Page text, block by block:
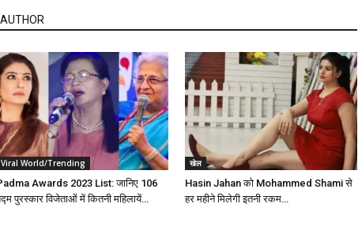
Viral World/Trending
Awards 2023 List: जानिए 106
पुरस्कार विजेताओं में कितनी महिलायें…
खेल
Hasin Jahan को Mohammed Shami से
हर महीने मिलेगी इतनी रकम…